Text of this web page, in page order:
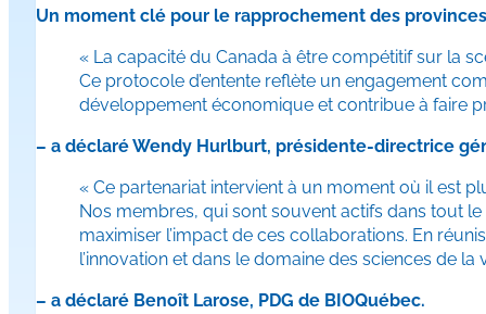
Un moment clé pour le rapprochement des provinces
« La capacité du Canada à être compétitif sur la
Ce protocole d’entente reflète un engagement
développement économique et contribue à faire
– a déclaré Wendy Hurlburt, présidente-directrice
« Ce partenariat intervient à un moment où il est
Nos membres, qui sont souvent actifs dans tout
maximiser l’impact de ces collaborations. En
l’innovation et dans le domaine des sciences de la
– a déclaré Benoît Larose, PDG de BIOQuébec.